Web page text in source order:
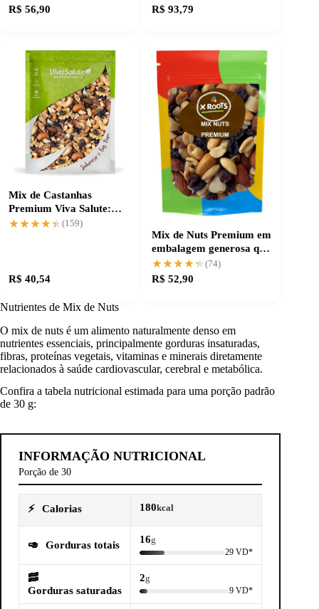
R$ 56,90 R$ 93,79
Mix de Castanhas
Premium Viva Salute:
sabor e crocância
★★★★★
★★★★★ (159)
R$ 40,54
Mix de Nuts Premium em
embalagem generosa que
garante qualidade
★★★★★
★★★★★(74)
R$ 52,90
Nutrientes de Mix de Nuts
O mix de nuts é um alimento naturalmente denso em
nutrientes essenciais, principalmente gorduras insaturadas,
fibras, proteínas vegetais, vitaminas e minerais diretamente
relacionados à saúde cardiovascular, cerebral e metabólica.
Confira a tabela nutricional estimada para uma porção padrão
de 30 g:
INFORMAÇÃO NUTRICIONAL
Porção de 30
⚡ Calorias 180kcal
🥑 Gorduras totais 16g
29 VD*
🥓
Gorduras saturadas
2g
9 VD*